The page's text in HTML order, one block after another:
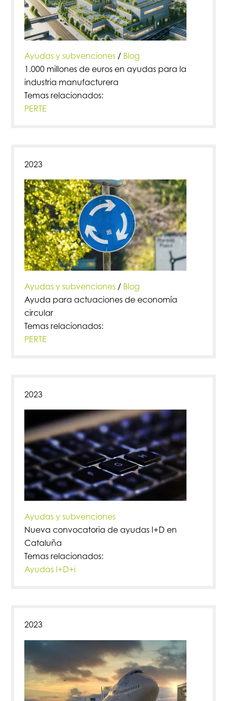
Ayudas y subvenciones/ Blog
1.000 millones de euros en ayudas para la
industria manufacturera
Temas relacionados:
PERTE
2023
Ayudas y subvenciones/ Blog
Ayuda para actuaciones de economía
circular
Temas relacionados:
PERTE
2023
Ayudas y subvenciones
Nueva convocatoria de ayudas I+D en
Cataluña
Temas relacionados:
Ayudas I+D+i
2023